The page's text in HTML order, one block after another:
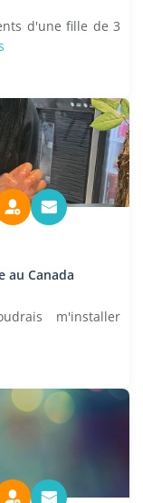
d'une fille de 3
au Canada
m'installer